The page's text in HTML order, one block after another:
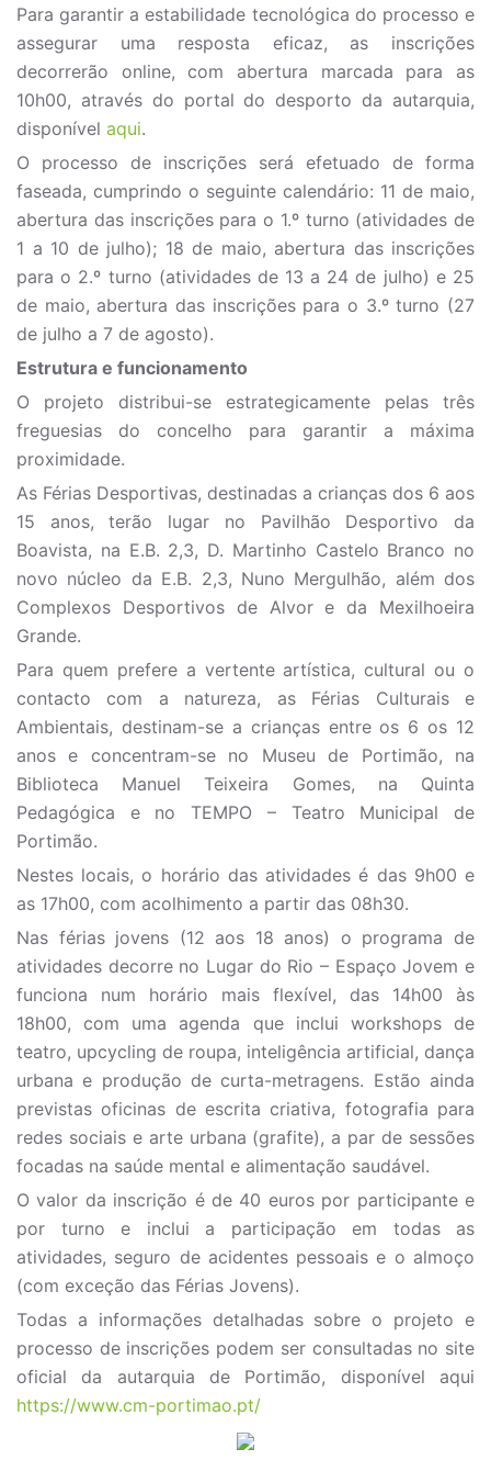
Para garantir a estabilidade tecnológica do processo e
assegurar uma resposta eficaz, as inscrições
decorrerão online, com abertura marcada para as
10h00, através do portal do desporto da autarquia,
disponível aqui.
O processo de inscrições será efetuado de forma
faseada, cumprindo o seguinte calendário: 11 de maio,
abertura das inscrições para o 1.º turno (atividades de
1 a 10 de julho); 18 de maio, abertura das inscrições
para o 2.º turno (atividades de 13 a 24 de julho) e 25
de maio, abertura das inscrições para o 3.º turno (27
de julho a 7 de agosto).
Estrutura e funcionamento
O projeto distribui-se estrategicamente pelas três
freguesias do concelho para garantir a máxima
proximidade.
As Férias Desportivas, destinadas a crianças dos 6 aos
15 anos, terão lugar no Pavilhão Desportivo da
Boavista, na E.B. 2,3, D. Martinho Castelo Branco no
novo núcleo da E.B. 2,3, Nuno Mergulhão, além dos
Complexos Desportivos de Alvor e da Mexilhoeira
Grande.
Para quem prefere a vertente artística, cultural ou o
contacto com a natureza, as Férias Culturais e
Ambientais, destinam-se a crianças entre os 6 os 12
anos e concentram-se no Museu de Portimão, na
Biblioteca Manuel Teixeira Gomes, na Quinta
Pedagógica e no TEMPO – Teatro Municipal de
Portimão.
Nestes locais, o horário das atividades é das 9h00 e
as 17h00, com acolhimento a partir das 08h30.
Nas férias jovens (12 aos 18 anos) o programa de
atividades decorre no Lugar do Rio – Espaço Jovem e
funciona num horário mais flexível, das 14h00 às
18h00, com uma agenda que inclui workshops de
teatro, upcycling de roupa, inteligência artificial, dança
urbana e produção de curta-metragens. Estão ainda
previstas oficinas de escrita criativa, fotografia para
redes sociais e arte urbana (grafite), a par de sessões
focadas na saúde mental e alimentação saudável.
O valor da inscrição é de 40 euros por participante e
por turno e inclui a participação em todas as
atividades, seguro de acidentes pessoais e o almoço
(com exceção das Férias Jovens).
Todas a informações detalhadas sobre o projeto e
processo de inscrições podem ser consultadas no site
oficial da autarquia de Portimão, disponível aqui
https://www.cm-portimao.pt/